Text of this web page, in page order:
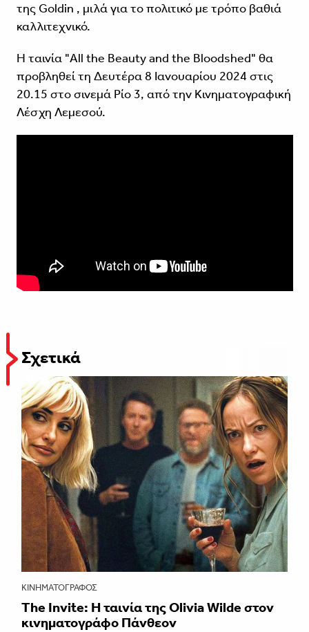
της Goldin , μιλά για το πολιτικό με τρόπο βαθιά
καλλιτεχνικό.
Η ταινία "All the Beauty and the Bloodshed" θα
προβληθεί τη Δευτέρα 8 Ιανουαρίου 2024 στις
20.15 στο σινεμά Ρίο 3, από την Κινηματογραφική
Λέσχη Λεμεσού.
Σχετικά
ΚΙΝΗΜΑΤΟΓΡΆΦΟΣ
The Invite: Η ταινία της Olivia Wilde στον
κινηματογράφο Πάνθεον